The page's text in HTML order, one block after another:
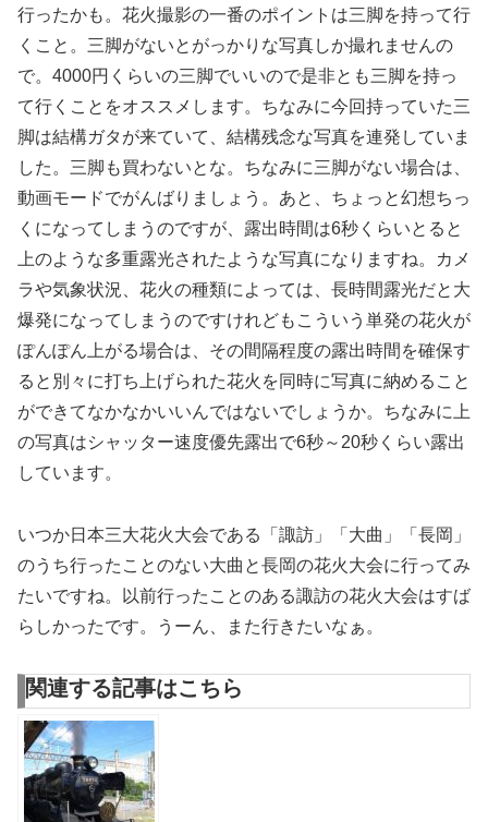
行ったかも。花火撮影の一番のポイントは三脚を持って行
くこと。三脚がないとがっかりな写真しか撮れませんの
で。4000円くらいの三脚でいいので是非とも三脚を持っ
て行くことをオススメします。ちなみに今回持っていた三
脚は結構ガタが来ていて、結構残念な写真を連発していま
した。三脚も買わないとな。ちなみに三脚がない場合は、
動画モードでがんばりましょう。あと、ちょっと幻想ちっ
くになってしまうのですが、露出時間は6秒くらいとると
上のような多重露光されたような写真になりますね。カメ
ラや気象状況、花火の種類によっては、長時間露光だと大
爆発になってしまうのですけれどもこういう単発の花火が
ぽんぽん上がる場合は、その間隔程度の露出時間を確保す
ると別々に打ち上げられた花火を同時に写真に納めること
ができてなかなかいいんではないでしょうか。ちなみに上
の写真はシャッター速度優先露出で6秒～20秒くらい露出
しています。
いつか日本三大花火大会である「諏訪」「大曲」「長岡」
のうち行ったことのない大曲と長岡の花火大会に行ってみ
たいですね。以前行ったことのある諏訪の花火大会はすば
らしかったです。うーん、また行きたいなぁ。
関連する記事はこちら